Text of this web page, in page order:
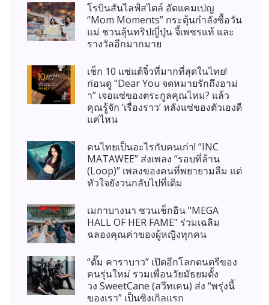
โรบินสันไลฟ์สไตล์ อัดแคมเปญ
“Mom Moments” กระตุ้นกำลังซื้อวัน
แม่ ชวนลุ้นทริปญี่ปุ่น จี้เพชรแท้ และ
รางวัลอีกมากมาย
เช็ก 10 แซ่แต้จิ๋วที่มากที่สุดในไทย!
ก่อนดู “Dear You จดหมายรักถึงอาม่
า” เจอแซ่ของตระกูลคุณไหม? แล้ว
คุณรู้จัก ‘เรื่องราว’ หลังแซ่ของตัวเองดี
แค่ไหน
คนไทยเป็นอะไรกับคนเก่า! “INC
MATAWEE” ส่งเพลง “รอบที่ล้าน
(Loop)” เพลงของคนที่พยายามลืม แต่
หัวใจยังวนกลับไปที่เดิม
เมกาบางนา ชวนเช็กอิน "MEGA
HALL OF HER FAME" ร่วมเฉลิม
ฉลองคุณค่าของผู้หญิงทุกคน
“ดั๊ม คาราบาว” เปิดอีกโลกดนตรีของ
คนรุ่นใหม่ รวมเพื่อนวัยมัธยมตั้ง
วง SweetCane (สวีทเคน) ส่ง “พรุ่งนี้
ของเรา” เป็นซิงเกิลแรก